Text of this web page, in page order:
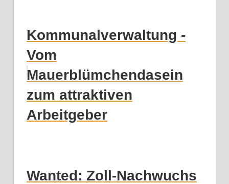
Kommunalverwaltung -
Vom
Mauerblümchendasein
zum attraktiven
Arbeitgeber
Wanted: Zoll-Nachwuchs